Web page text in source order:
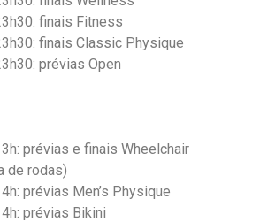
finais Fitness
finais Classic Physique
prévias Open
prévias e finais Wheelchair
de rodas)
prévias Men’s Physique
prévias Bikini